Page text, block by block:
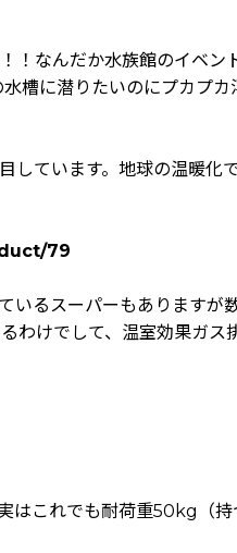
！なんだか水族館のイベ
槽に潜りたいのにプカプ
しています。地球の温暖化
79
るスーパーもあります
わけでして、温室効果ガス
これでも耐荷重50kg（